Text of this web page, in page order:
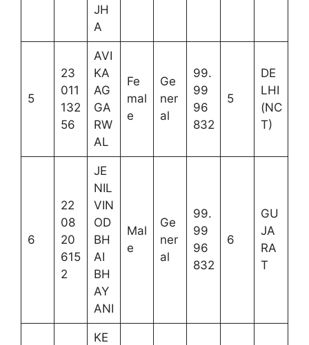
JH
A
5
23
011
132
56
AVI
KA
AG
GA
RW
AL
Fe
mal
e
Ge
ner
al
99.
99
96
832
5
DE
LHI
(NC
T)
6
22
08
20
615
2
JE
NIL
VIN
OD
BH
AI
BH
AY
ANI
Mal
e
Ge
ner
al
99.
99
96
832
6
GU
JA
RA
T
KE